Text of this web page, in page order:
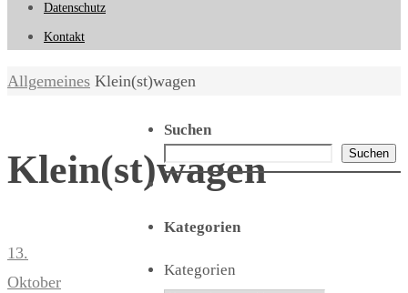
Datenschutz
Kontakt
Start
Allgemeines Klein(st)wagen
Klein(st)wagen
13.
Oktober
Suchen
Suchen
Kategorien
Kategorien